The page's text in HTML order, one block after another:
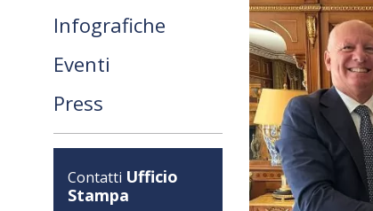
Infografiche
Eventi
Press
Contatti Ufficio
Stampa